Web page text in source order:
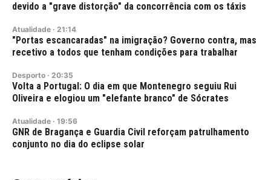
devido a "grave distorção" da concorrência com os táxis
Atualidade · 21:14
"Portas escancaradas" na imigração? Governo contra, mas
recetivo a todos que tenham condições para trabalhar
Desporto · 20:35
Volta a Portugal: O dia em que Montenegro seguiu Rui
Oliveira e elogiou um "elefante branco" de Sócrates
Atualidade · 19:56
GNR de Bragança e Guardia Civil reforçam patrulhamento
conjunto no dia do eclipse solar